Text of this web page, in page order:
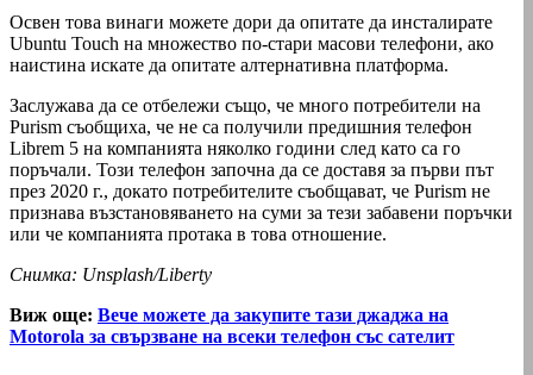
Освен това винаги можете дори да опитате да инсталирате
Ubuntu Touch на множество по-стари масови телефони, ако
наистина искате да опитате алтернативна платформа.
Заслужава да се отбележи също, че много потребители на
Purism съобщиха, че не са получили предишния телефон
Librem 5 на компанията няколко години след като са го
поръчали. Този телефон започна да се доставя за първи път
през 2020 г., докато потребителите съобщават, че Purism не
признава възстановяването на суми за тези забавени поръчки
или че компанията протака в това отношение.
Снимка: Unsplash/Liberty
Виж още: Вече можете да закупите тази джаджа на
Motorola за свързване на всеки телефон със сателит